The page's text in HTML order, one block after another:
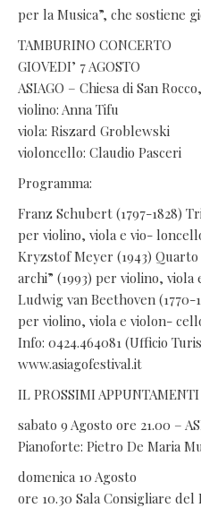
per la Musica”, che sostiene
TAMBURINO CONCERTO
GIOVEDI’ 7 AGOSTO
ASIAGO – Chiesa di San
violino: Anna Tifu
viola: Riszard Groblewski
violoncello: Claudio Pasceri
Programma:
Franz Schubert (1797-1828)
per violino, viola e vio-
Kryzstof Meyer (1943)
archi” (1993) per violino, viola
Ludwig van Beethoven
per violino, viola e violon-
Info: 0424.464081 (Ufficio
www.asiagofestival.it
IL PROSSIMI
sabato 9 Agosto ore 21.00 –
Pianoforte: Pietro De Maria
domenica 10 Agosto
ore 10.30 Sala Consigliare del